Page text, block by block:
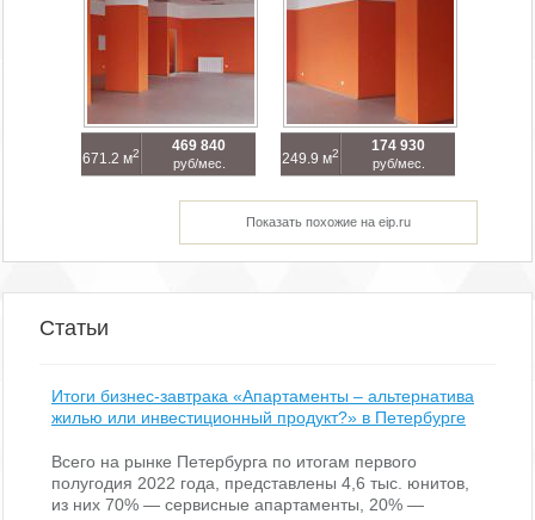
671.2 м2 469 840
руб/мес. 249.9 м2 174 930
руб/мес.
Показать похожие на eip.ru
Статьи
Итоги бизнес-завтрака «Апартаменты – альтернатива
жилью или инвестиционный продукт?» в Петербурге
Всего на рынке Петербурга по итогам первого
полугодия 2022 года, представлены 4,6 тыс. юнитов,
из них 70% — сервисные апартаменты, 20% —